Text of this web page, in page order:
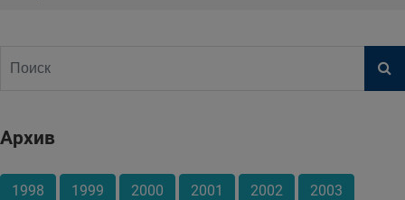
Архив
1998 1999 2000 2001 2002 2003